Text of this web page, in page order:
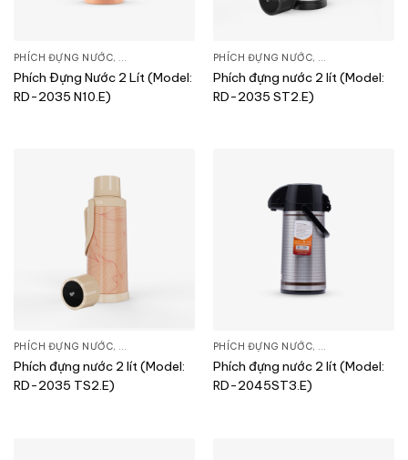
PHÍCH ĐỰNG NƯỚC, SẢN PHẨM KHÁC
Phích Đựng Nước 2 Lít (Model:
RD-2035 N10.E)
PHÍCH ĐỰNG NƯỚC, SẢN PHẨM KHÁC
Phích đựng nước 2 lít (Model:
RD-2035 ST2.E)
PHÍCH ĐỰNG NƯỚC, SẢN PHẨM KHÁC
Phích đựng nước 2 lít (Model:
RD-2035 TS2.E)
PHÍCH ĐỰNG NƯỚC, SẢN PHẨM KHÁC
Phích đựng nước 2 lít (Model:
RD-2045ST3.E)